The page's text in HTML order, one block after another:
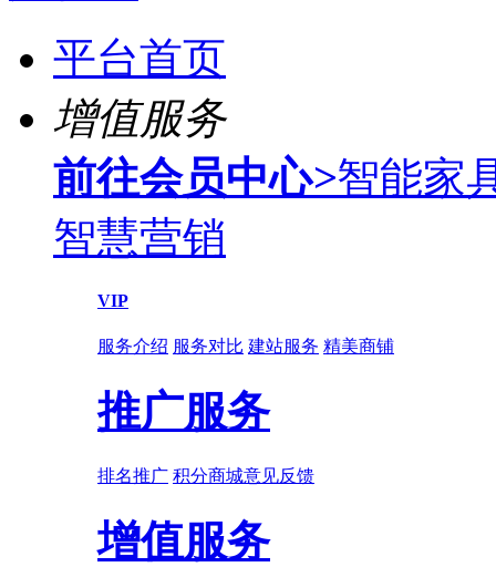
平台首页
增值服务
前往会员中心>智能家
智慧营销
VIP
服务介绍 服务对比 建站服务 精美商铺
推广服务
排名推广 积分商城意见反馈
增值服务